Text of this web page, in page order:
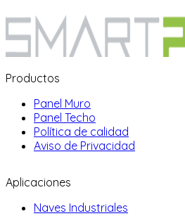
Productos
Panel Muro
Panel Techo
Política de calidad
Aviso de Privacidad
Aplicaciones
Naves Industriales